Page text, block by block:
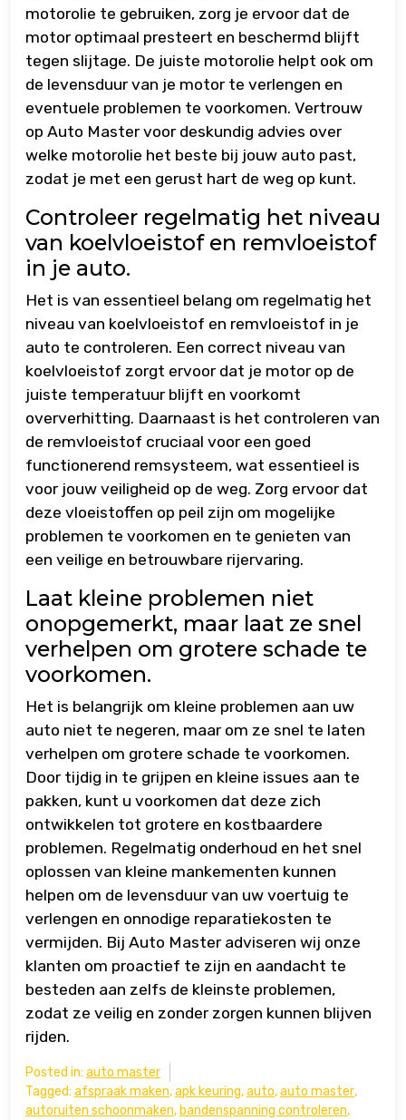
motorolie te gebruiken, zorg je ervoor dat de
motor optimaal presteert en beschermd blijft
tegen slijtage. De juiste motorolie helpt ook om
de levensduur van je motor te verlengen en
eventuele problemen te voorkomen. Vertrouw
op Auto Master voor deskundig advies over
welke motorolie het beste bij jouw auto past,
zodat je met een gerust hart de weg op kunt.
Controleer regelmatig het niveau
van koelvloeistof en remvloeistof
in je auto.
Het is van essentieel belang om regelmatig het
niveau van koelvloeistof en remvloeistof in je
auto te controleren. Een correct niveau van
koelvloeistof zorgt ervoor dat je motor op de
juiste temperatuur blijft en voorkomt
oververhitting. Daarnaast is het controleren van
de remvloeistof cruciaal voor een goed
functionerend remsysteem, wat essentieel is
voor jouw veiligheid op de weg. Zorg ervoor dat
deze vloeistoffen op peil zijn om mogelijke
problemen te voorkomen en te genieten van
een veilige en betrouwbare rijervaring.
Laat kleine problemen niet
onopgemerkt, maar laat ze snel
verhelpen om grotere schade te
voorkomen.
Het is belangrijk om kleine problemen aan uw
auto niet te negeren, maar om ze snel te laten
verhelpen om grotere schade te voorkomen.
Door tijdig in te grijpen en kleine issues aan te
pakken, kunt u voorkomen dat deze zich
ontwikkelen tot grotere en kostbaardere
problemen. Regelmatig onderhoud en het snel
oplossen van kleine mankementen kunnen
helpen om de levensduur van uw voertuig te
verlengen en onnodige reparatiekosten te
vermijden. Bij Auto Master adviseren wij onze
klanten om proactief te zijn en aandacht te
besteden aan zelfs de kleinste problemen,
zodat ze veilig en zonder zorgen kunnen blijven
rijden.
Posted in: auto master
Tagged: afspraak maken,apk keuring,auto,auto master,
autoruiten schoonmaken, bandenspanning controleren,